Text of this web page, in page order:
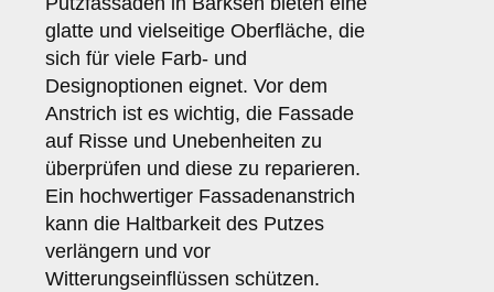
glatte und vielseitige Oberfläche, die
sich für viele Farb- und
Designoptionen eignet. Vor dem
Anstrich ist es wichtig, die Fassade
auf Risse und Unebenheiten zu
überprüfen und diese zu reparieren.
Ein hochwertiger Fassadenanstrich
kann die Haltbarkeit des Putzes
verlängern und vor
Witterungseinflüssen schützen.